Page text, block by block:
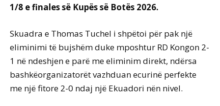
1/8 e finales së Kupës së Botës 2026.
Skuadra e Thomas Tuchel i shpëtoi për pak një
eliminimi të bujshëm duke mposhtur RD Kongon 2-
1 në ndeshjen e parë me eliminim direkt, ndërsa
bashkëorganizatorët vazhduan ecurinë perfekte
me një fitore 2-0 ndaj një Ekuadori nën nivel.